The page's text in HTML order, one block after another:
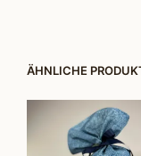
ÄHNLICHE